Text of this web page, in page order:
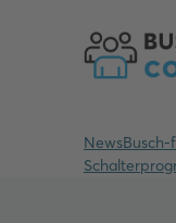
News